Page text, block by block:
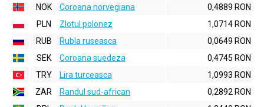
NOK
Coroana norvegiana
0,4889 RON
PLN
Zlotul polonez
1,0714 RON
RUB
Rubla ruseasca
0,0649 RON
SEK
Coroana suedeza
0,4745 RON
TRY
Lira turceasca
1,0993 RON
ZAR
Randul sud-african
0,2892 RON